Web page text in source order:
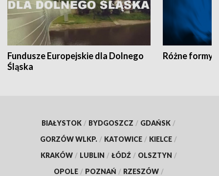
Fundusze Europejskie dla Dolnego
Śląska
Różne formy
BIAŁYSTOK / BYDGOSZCZ / GDAŃSK /
GORZÓW WLKP. / KATOWICE / KIELCE /
KRAKÓW / LUBLIN / ŁÓDŹ / OLSZTYN /
OPOLE / POZNAŃ / RZESZÓW /